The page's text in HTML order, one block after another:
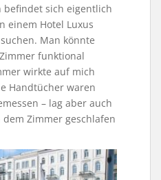
befindet sich eigentlich
einem Hotel Luxus
Man könnte
funktional
wirkte auf mich
Handtücher waren
– lag aber auch
Zimmer geschlafen